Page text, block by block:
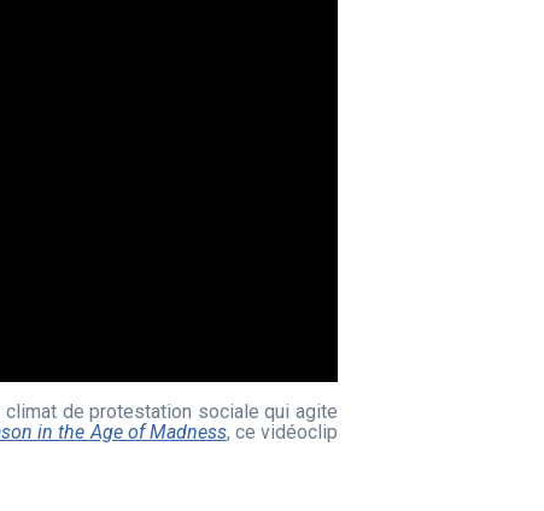
climat de protestation sociale qui agite
in the Age of Madness, ce vidéoclip